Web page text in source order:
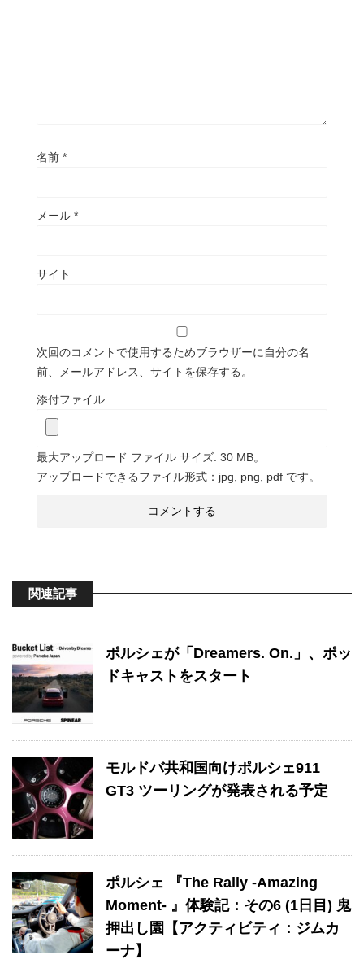
名前 *
メール *
サイト
次回のコメントで使用するためブラウザーに自分の名
前、メールアドレス、サイトを保存する。
添付ファイル
最大アップロード ファイル サイズ: 30 MB。
アップロードできるファイル形式：jpg, png, pdf です。
関連記事
ポルシェが「Dreamers. On.」、ポッ
ドキャストをスタート
モルドバ共和国向けポルシェ911
GT3 ツーリングが発表される予定
ポルシェ 『The Rally -Amazing
Moment- 』体験記：その6 (1日目) 鬼
押出し園【アクティビティ：ジムカ
ーナ】